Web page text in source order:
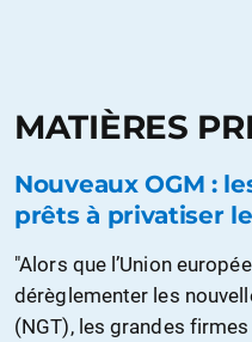
MATIÈRES
Nouveaux OGM :
prêts à privatiser
"Alors que l’Union
dérèglementer les
(NGT), les grandes